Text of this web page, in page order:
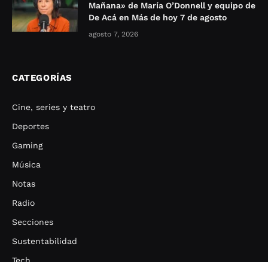
Mañana» de María O’Donnell y equipo de
De Acá en Más de hoy 7 de agosto
agosto 7, 2026
CATEGORÍAS
Cine, series y teatro
Deportes
Gaming
Música
Notas
Radio
Secciones
Sustentabilidad